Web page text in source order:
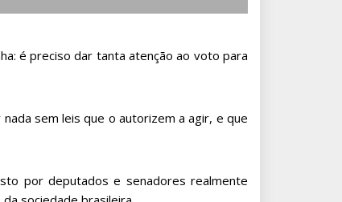
é preciso dar tanta atenção ao voto para
sem leis que o autorizem a agir, e que
por deputados e senadores realmente